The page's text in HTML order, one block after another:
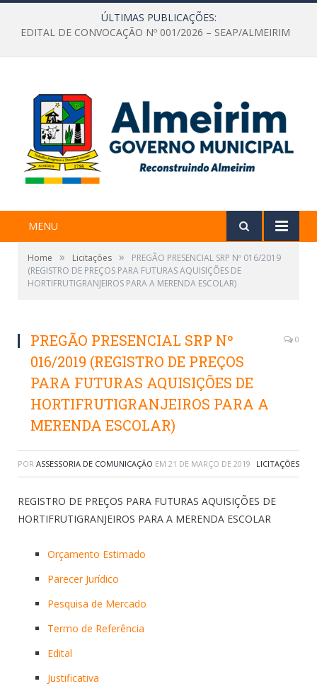
ÚLTIMAS PUBLICAÇÕES:
EDITAL DE CONVOCAÇÃO Nº 001/2026 – SEAP/ALMEIRIM
MENU
Home » Licitações »
PREGÃO PRESENCIAL SRP Nº 016/2019
(REGISTRO DE PREÇOS PARA FUTURAS AQUISIÇÕES DE
HORTIFRUTIGRANJEIROS PARA A MERENDA ESCOLAR)
PREGÃO PRESENCIAL SRP Nº
016/2019 (REGISTRO DE PREÇOS
PARA FUTURAS AQUISIÇÕES DE
HORTIFRUTIGRANJEIROS PARA A
MERENDA ESCOLAR)
0
POR ASSESSORIA DE COMUNICAÇÃO EM 21 DE MARÇO DE 2019 LICITAÇÕES
REGISTRO DE PREÇOS PARA FUTURAS AQUISIÇÕES DE
HORTIFRUTIGRANJEIROS PARA A MERENDA ESCOLAR
Orçamento Estimado
Parecer Jurídico
Pesquisa de Mercado
Termo de Referência
Edital
Justificativa